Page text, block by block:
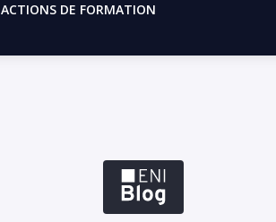
ACTIONS DE FORMATION